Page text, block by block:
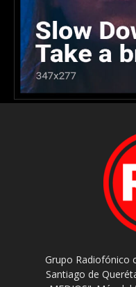
Grupo Radiofónico
Santiago de